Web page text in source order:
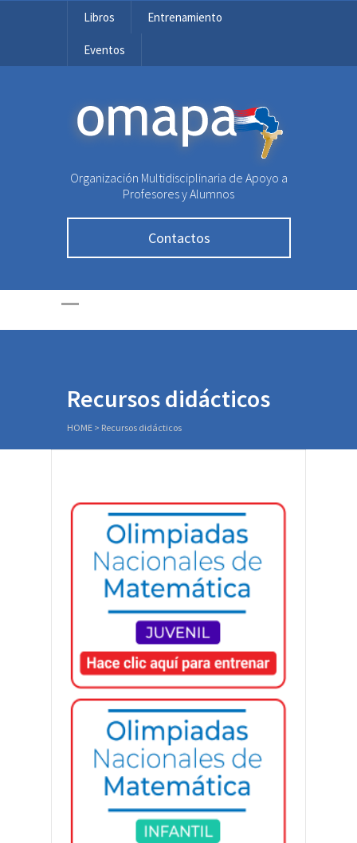
Libros Entrenamiento
Eventos
OMAPA
Organización Multidisciplinaria de Apoyo a
Profesores y Alumnos
Contactos
Recursos didácticos
HOME > Recursos didácticos